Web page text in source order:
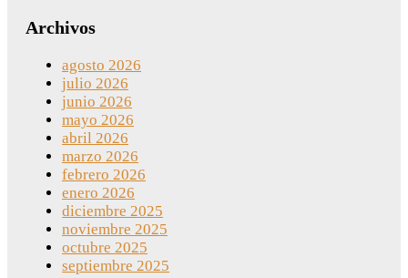
Archivos
agosto 2026
julio 2026
junio 2026
mayo 2026
abril 2026
marzo 2026
febrero 2026
enero 2026
diciembre 2025
noviembre 2025
octubre 2025
septiembre 2025